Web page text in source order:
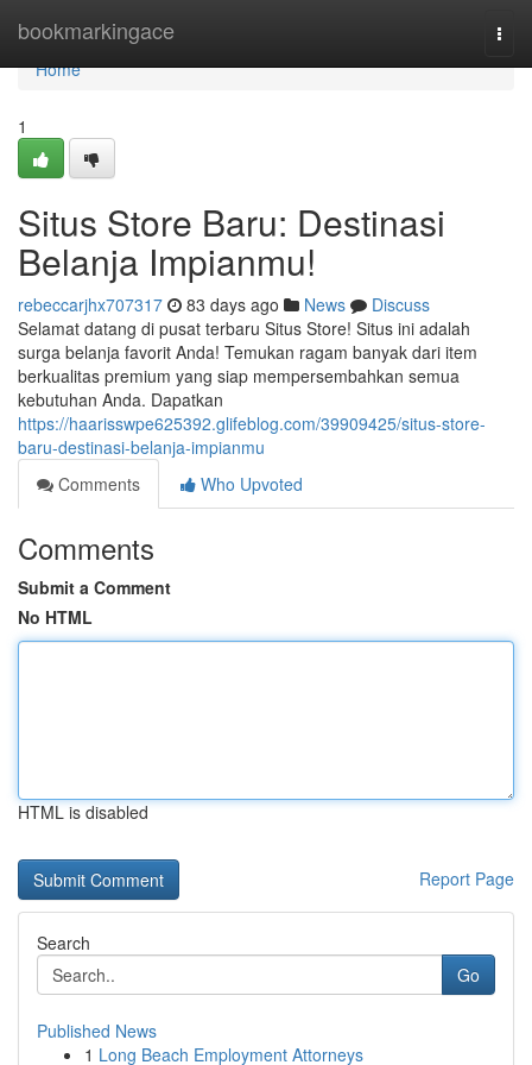
bookmarkingace
Home
Home
1
Situs Store Baru: Destinasi
Belanja Impianmu!
rebeccarjhx707317 83 days ago News
Discuss
Selamat datang di pusat terbaru Situs Store! Situs ini adalah
surga belanja favorit Anda! Temukan ragam banyak dari item
berkualitas premium yang siap mempersembahkan semua
kebutuhan Anda. Dapatkan
https://haarisswpe625392.glifeblog.com/39909425/situs-store-
baru-destinasi-belanja-impianmu
Comments
Who Upvoted
Comments
Submit a Comment
No HTML
HTML is disabled
Report Page
Search
Go
Published News
1 Long Beach Employment Attorneys